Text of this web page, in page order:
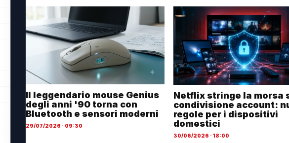
Il leggendario mouse Genius
degli anni '90 torna con
Bluetooth e sensori moderni
29/07/2026 · 09:30
Netflix stringe la morsa
condivisione account:
regole per i dispositivi
domestici
30/06/2026 · 18:00